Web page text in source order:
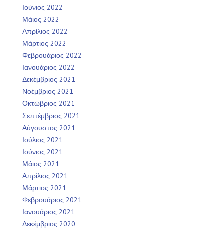
Ιούνιος 2022
Μάιος 2022
Απρίλιος 2022
Μάρτιος 2022
Φεβρουάριος 2022
Ιανουάριος 2022
Δεκέμβριος 2021
Νοέμβριος 2021
Οκτώβριος 2021
Σεπτέμβριος 2021
Αύγουστος 2021
Ιούλιος 2021
Ιούνιος 2021
Μάιος 2021
Απρίλιος 2021
Μάρτιος 2021
Φεβρουάριος 2021
Ιανουάριος 2021
Δεκέμβριος 2020